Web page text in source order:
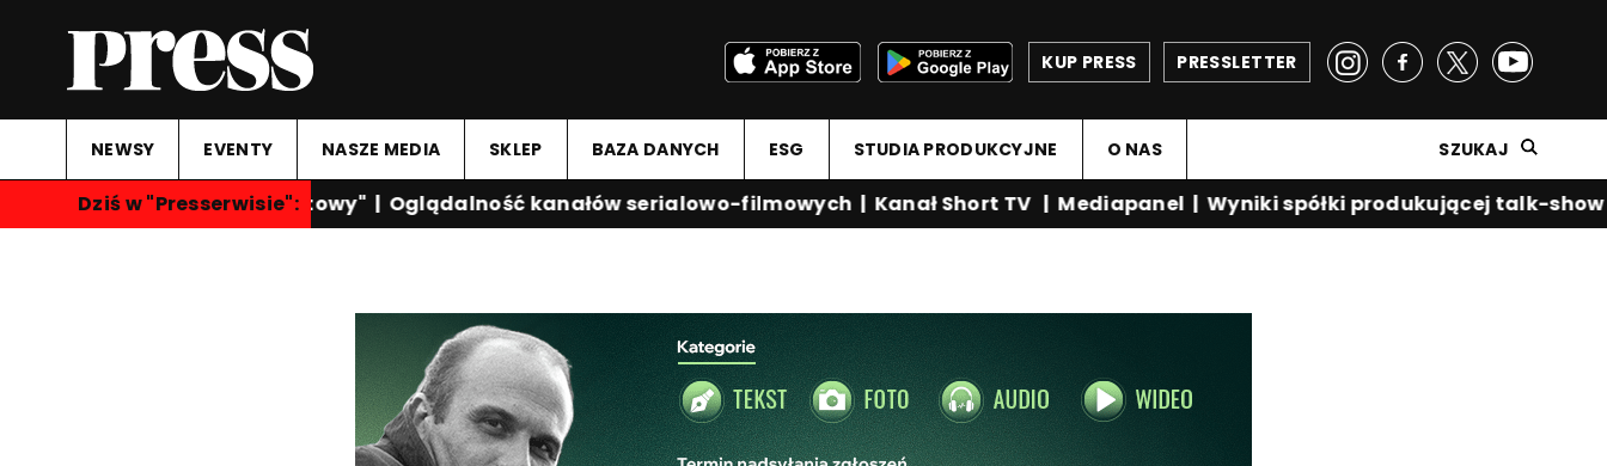
PRESSLETTER
KUP PRESS
NEWSY EVENTY NASZE MEDIA SKLEP BAZA DANYCH ESG STUDIA PRODUKCYJNE O NAS SZUKAJ
Dziś w "Presserwisie":
"Przegląd Sportowy"|Oglądalność kanałów serialowo-filmowych|Kanał Short TV |Mediapanel|Wyniki spółki produkującej talk-show